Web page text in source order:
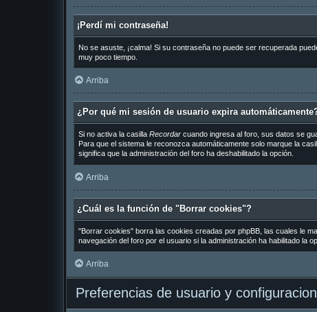
¡Perdí mi contraseña!
No se asuste, ¡calma! Si su contraseña no puede ser recuperada
muy poco tiempo.
Arriba
¿Por qué mi sesión de usuario expira
Si no activa la casilla Recordarcuando ingresa al foro, sus datos se
Para que el sistema le reconozca automáticamente solo marque la
significa que la administración del foro ha deshabilitado la opción.
Arriba
¿Cuál es la función de "Borrar cookies"?
"Borrar cookies" borra las cookies creadas por phpBB, las cuales le
navegación del foro por el usuario si la administración ha habilitado la
Arriba
Preferencias de usuario y